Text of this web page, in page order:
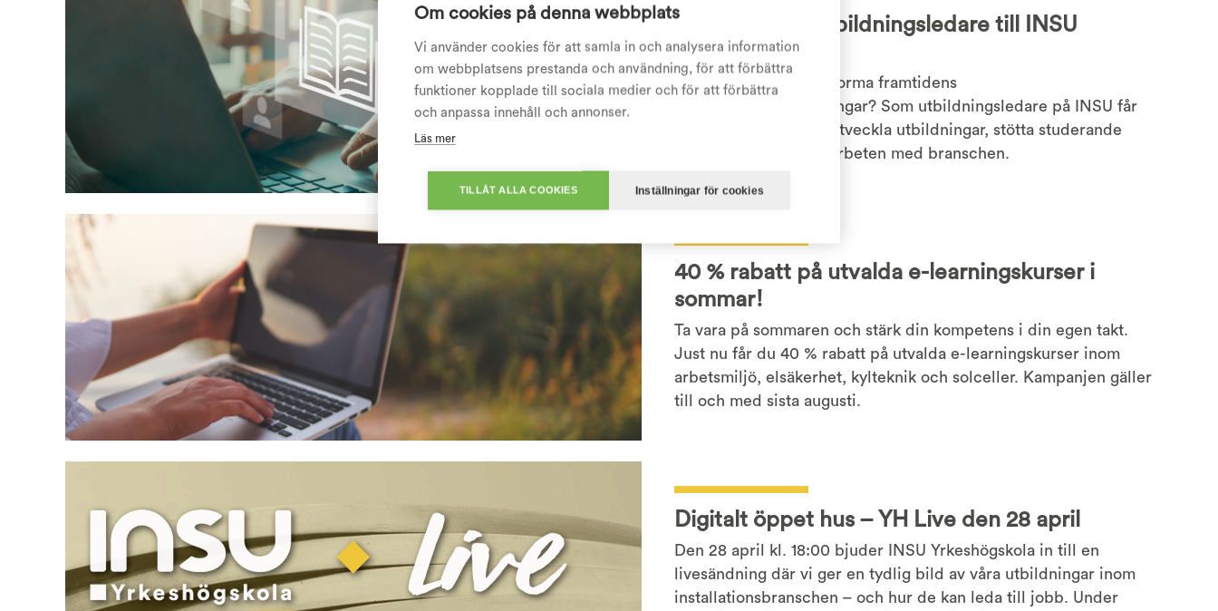
Ledig tjänst - Utbildningsledare till INSU
Yrkeshögskola
Vill du vara med och forma framtidens
yrkeshögskoleutbildningar? Som utbildningsledare på INSU får
du en nyckelroll i att utveckla utbildningar, stötta studerande
och skapa starka samarbeten med branschen.
40 % rabatt på utvalda e-learningskurser i
sommar!
Ta vara på sommaren och stärk din kompetens i din egen takt.
Just nu får du 40 % rabatt på utvalda e-learningskurser inom
arbetsmiljö, elsäkerhet, kylteknik och solceller. Kampanjen gäller
till och med sista augusti.
Digitalt öppet hus – YH Live den 28 april
Den 28 april kl. 18:00 bjuder INSU Yrkeshögskola in till en
livesändning där vi ger en tydlig bild av våra utbildningar inom
installationsbranschen – och hur de kan leda till jobb. Under
Om cookies på denna webbplats
Vi använder cookies för att samla in och analysera information
om webbplatsens prestanda och användning, för att förbättra
funktioner kopplade till sociala medier och för att förbättra
och anpassa innehåll och annonser.
Läs mer
TILLÅT ALLA COOKIES Inställningar för cookies